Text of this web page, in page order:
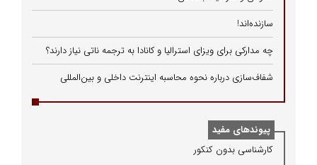
سازنده‌اند!
چه مدارکی برای ویزای استرالیا و کانادا به ترجمه ناتی نیاز دارند؟
شفاف‌سازی درباره نحوه محاسبه اینترنت داخلی و بین‌المللی
پیوندهای مفید
كارشناسی بدون كنكور